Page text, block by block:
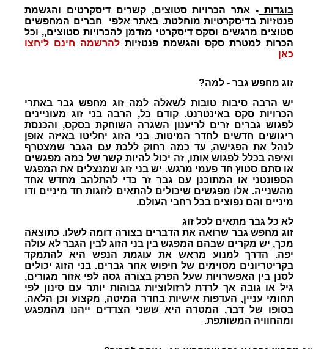
בוגדות - אתר הכרויות סטוצים, קשרים דיסקרטים והגשמת
פנטזיות בדיסקרטיות מוחלטת. באתר אלפי חברים המחפשים
סטוצים מרגשים וסקס דיסקרטי מזדמןלהכרויות סטוצים,, וכל
הכרות למטרת סקס והגשמת פנטזיות להרשמה חינם ליחצו
כאן
זוג מחפש גבר - למה?
יש הרבה סיבות טובות לשאלה למה זוג מחפש גבר באתרי
הכרויות סקס באינטרנט. קודם כל, הרבה בני זוג מעוניינים
לפגוש גברים זרים לריענון השגרה השוחקת בסקס, והכנסת
ריגושים חדשים לחדר המיטות. בני הזוג יחליטו באיזה אופן
לנהל את הפגישה, עד כמה רחוק ללכת עם הגבר שמצטרף
ואיפה בכלל לפגוש אותו, זה יכול להיות קשר של כמה מפגשים
או סתם סטוץ חד פעמי מרגש. יש בני זוג שמנצלים את המפגש
הספונטני או המתוכנן עם גבר זר כדי להתלהב מחדש אחד
מהשנייה. אלו מפגשים שיכולים להתאים לזוגות חד מיניים ודו
מיניים והם נפוצים בכל רחבי העולם.
לא כל גבר מתאים לכל זוג
זוג מחפש גבר שרואה את הדברים בצורה דומה לשלו. כתוצאה
מכך, יש מקרים שבהם המפגש בין בני הזוג לבין הגבר לא עולה
יפה. הדרך למנוע מראש את עוגמת הנפש היא להתמקד
בקריטריונים מסוימים של חיפוש אחר גברים. בני הזוג יכולים
לסנן בין האפשרויות שעל הפרק בצורה גסה לפי אזור מגורים,
גיל או גובה אך לרדת לרזולוציות גבוהות יותר עם סינון לפי
תחומי עניין, העדפות אישיות בחדר המיטה, מקצוע וכן הלאה.
בסופו של דבר, המטרה היא ששני הצדדים ייהנו מהמפגש
ומהחוויה המשותפת.